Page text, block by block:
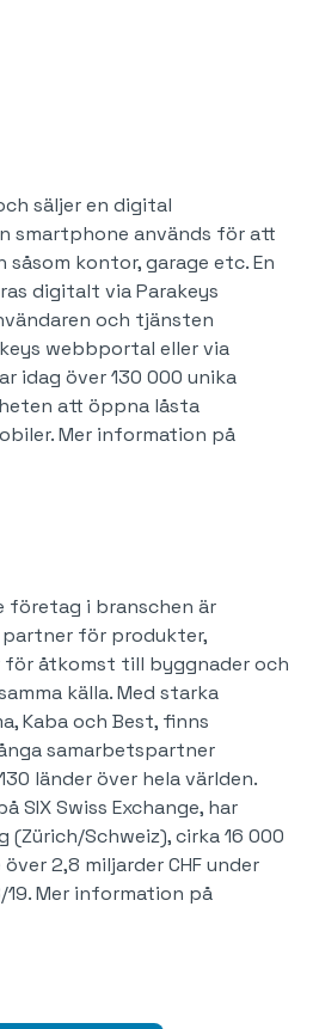
säljer en digital
smartphone används för att
kontor, garage etc. En
digitalt via Parakeys
och tjänsten
webbportal eller via
idag över 130 000 unika
att öppna låsta
Mer information på
företag i branschen är
för produkter,
åtkomst till byggnader och
källa. Med starka
Kaba och Best, finns
samarbetspartner
länder över hela världen.
SIX Swiss Exchange, har
(Zürich/Schweiz), cirka 16 000
2,8 miljarder CHF under
Mer information på